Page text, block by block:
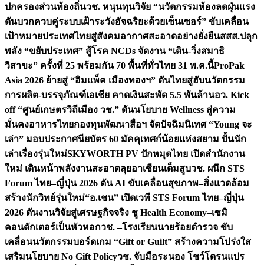
ปกครองส่วนท้องถิ่นวช. หนุนทุนวิจัย “นวัตกรรมห้องลดฝุ่นแรง
ดันบวกควบคู่ระบบเฝ้าระวังอัจฉริยะด้วยเซ็นเซอร์” ขับเคลื่อน
เป้าหมายประเทศไทยสู่สังคมอากาศสะอาดอย่างยั่งยืนสสส.ปลุก
พลัง “ขยับประเทศ” สู้โรค NCDs จัดงาน “เดิน-วิ่งสมาธิ
วิสาขะ” ครั้งที่ 25 พร้อมกัน 70 พื้นที่ทั่วไทย 31 พ.ค.นี้ProPak
Asia 2026 ย้ายสู่ “อิมแพ็ค เมืองทองฯ” ดันไทยสู่ฮับนวัตกรรม
การผลิต-บรรจุภัณฑ์เอเชีย คาดเงินสะพัด 5.5 พันล้านอว. Kick
off “ศูนย์เกษตรวิถีเมือง วช.” ดันนโยบาย Wellness สู่ความ
มั่นคงอาหารไทยกองทุนพัฒนาสื่อฯ จัดปัจฉิมนิเทศ “Young จะ
เล่า” มอบประกาศนียบัตร 60 มัคคุเทศก์น้อยแห่งสยาม ปั้นนัก
เล่าเรื่องรุ่นใหม่SKYWORTH PV ปักหมุดไทย เปิดสำนักงาน
ใหม่ เดินหน้าพลังงานสะอาดลุยอาเซียนเต็มสูบวช. ผนึก STS
Forum ไทย–ญี่ปุ่น 2026 ดัน AI ขับเคลื่อนสุขภาพ–สิ่งแวดล้อม
สร้างนักวิทย์รุ่นใหม่“อ.เชน” เปิดเวที STS Forum ไทย–ญี่ปุ่น
2026 ดันงานวิจัยสู่เศรษฐกิจจริง ชู Health Economy–เซมิ
คอนดักเตอร์เป็นหัวหอกวช. –โรงเรียนนายร้อยตำรวจ ขับ
เคลื่อนนวัตกรรมบอร์ดเกม “Gift or Guilt” สร้างความโปร่งใส
เสริมนโยบาย No Gift Policyวช. จับมือระนอง โชว์โดรนแปร